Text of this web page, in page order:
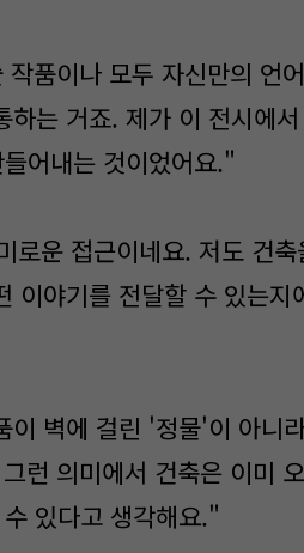
품이나 모두 자신만의 언
는 거죠. 제가 이 전시에
어내는 것이었어요."
로운 접근이네요. 저도 건
이야기를 전달할 수 있는지
벽에 걸린 '정물'이 아니
런 의미에서 건축은 이미
있다고 생각해요."